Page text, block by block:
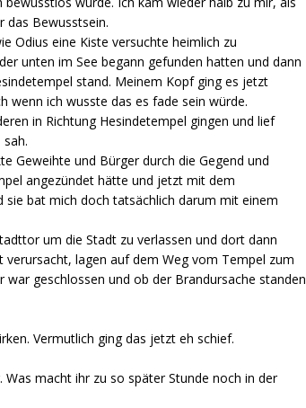
das Bewusstsein.
Odius eine Kiste versuchte heimlich zu
unten im See begann gefunden hatten und dann
stand. Meinem Kopf ging es jetzt
wenn ich wusste das es fade sein würde.
in Richtung Hesindetempel gingen und lief
Geweihte und Bürger durch die Gegend und
angezündet hätte und jetzt mit dem
bat mich doch tatsächlich darum mit einem
um die Stadt zu verlassen und dort dann
lagen auf dem Weg vom Tempel zum
geschlossen und ob der Brandursache standen
Vermutlich ging das jetzt eh schief.
macht ihr zu so später Stunde noch in der